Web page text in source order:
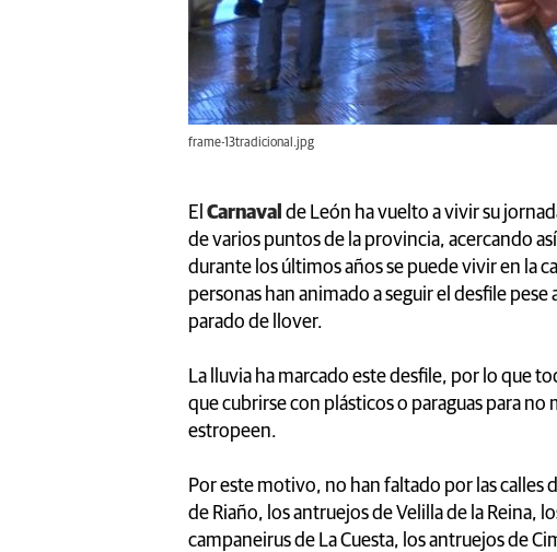
frame-13tradicional.jpg
El Carnaval de León ha vuelto a vivir su
de varios puntos de la provincia, acercando
durante los últimos años se puede vivir en la
personas han animado a seguir el desfile
parado de llover.
La lluvia ha marcado este desfile, por lo que
que cubrirse con plásticos o paraguas para
estropeen.
Por este motivo, no han faltado por las calles
de Riaño, los antruejos de Velilla de la Reina,
campaneirus de La Cuesta, los antruejos de